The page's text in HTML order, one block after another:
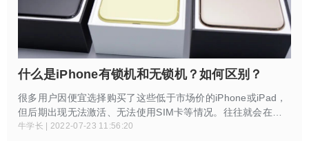
什么是iPhone有锁机和无锁机？如何区别？
很多用户因便宜选择购买了这些低于市场价的iPhone或iPad，
但后期出现无法激活、无法使用SIM卡等情况。往往就会在网
上搜索后会得到解答：说明你买的机子是有锁机！因此，很多
牛学长 | 2022-07-23 11:56:20